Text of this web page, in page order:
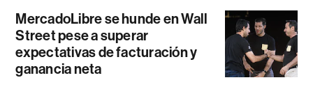
MercadoLibre se hunde en Wall
Street pese a superar
expectativas de facturación y
ganancia neta